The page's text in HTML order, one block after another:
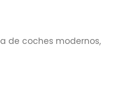
de coches modernos,